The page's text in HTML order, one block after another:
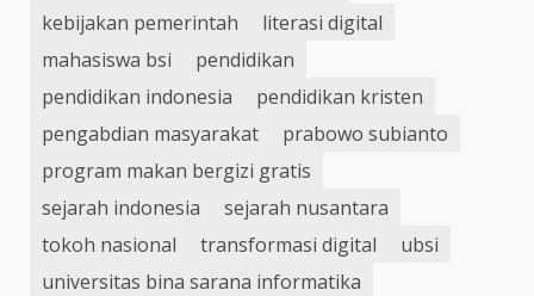
kebijakan pemerintah
literasi digital
mahasiswa bsi
pendidikan
pendidikan indonesia
pendidikan kristen
pengabdian masyarakat
prabowo subianto
program makan bergizi gratis
sejarah indonesia
sejarah nusantara
tokoh nasional
transformasi digital
ubsi
universitas bina sarana informatika